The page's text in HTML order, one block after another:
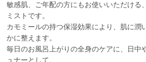
敏感肌、ご年配の方にもお使いいただける
ミストです。
カモミールの持つ保湿効果により、肌に潤
かに整えます。
毎日のお風呂上がりの全身のケアに、日中
ュナーとして、